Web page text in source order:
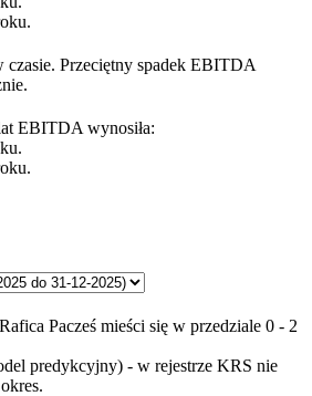
czasie. Przeciętny spadek EBITDA
EBITDA wynosiła:
Pacześ mieści się w przedziale 0 - 2
predykcyjny) - w rejestrze KRS nie